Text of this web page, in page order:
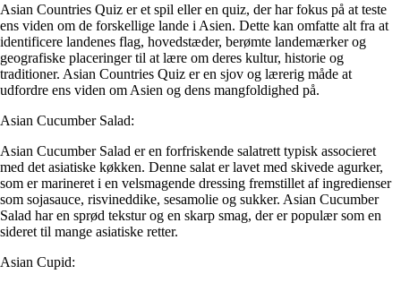
Asian Countries Quiz er et spil eller en quiz, der har fokus på at teste
ens viden om de forskellige lande i Asien. Dette kan omfatte alt fra at
identificere landenes flag, hovedstæder, berømte landemærker og
geografiske placeringer til at lære om deres kultur, historie og
traditioner. Asian Countries Quiz er en sjov og lærerig måde at
udfordre ens viden om Asien og dens mangfoldighed på.
Asian Cucumber Salad:
Asian Cucumber Salad er en forfriskende salatrett typisk associeret
med det asiatiske køkken. Denne salat er lavet med skivede agurker,
som er marineret i en velsmagende dressing fremstillet af ingredienser
som sojasauce, risvineddike, sesamolie og sukker. Asian Cucumber
Salad har en sprød tekstur og en skarp smag, der er populær som en
sideret til mange asiatiske retter.
Asian Cupid: